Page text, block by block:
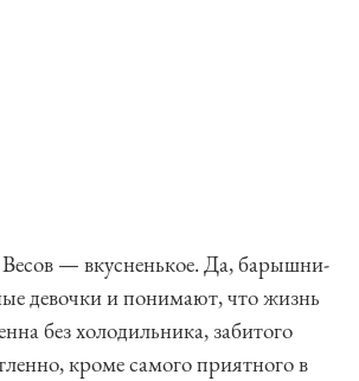
Весов — вкусненькое. Да, барышни-
девочки и понимают, что жизнь
без холодильника, забитого
кроме самого приятного в